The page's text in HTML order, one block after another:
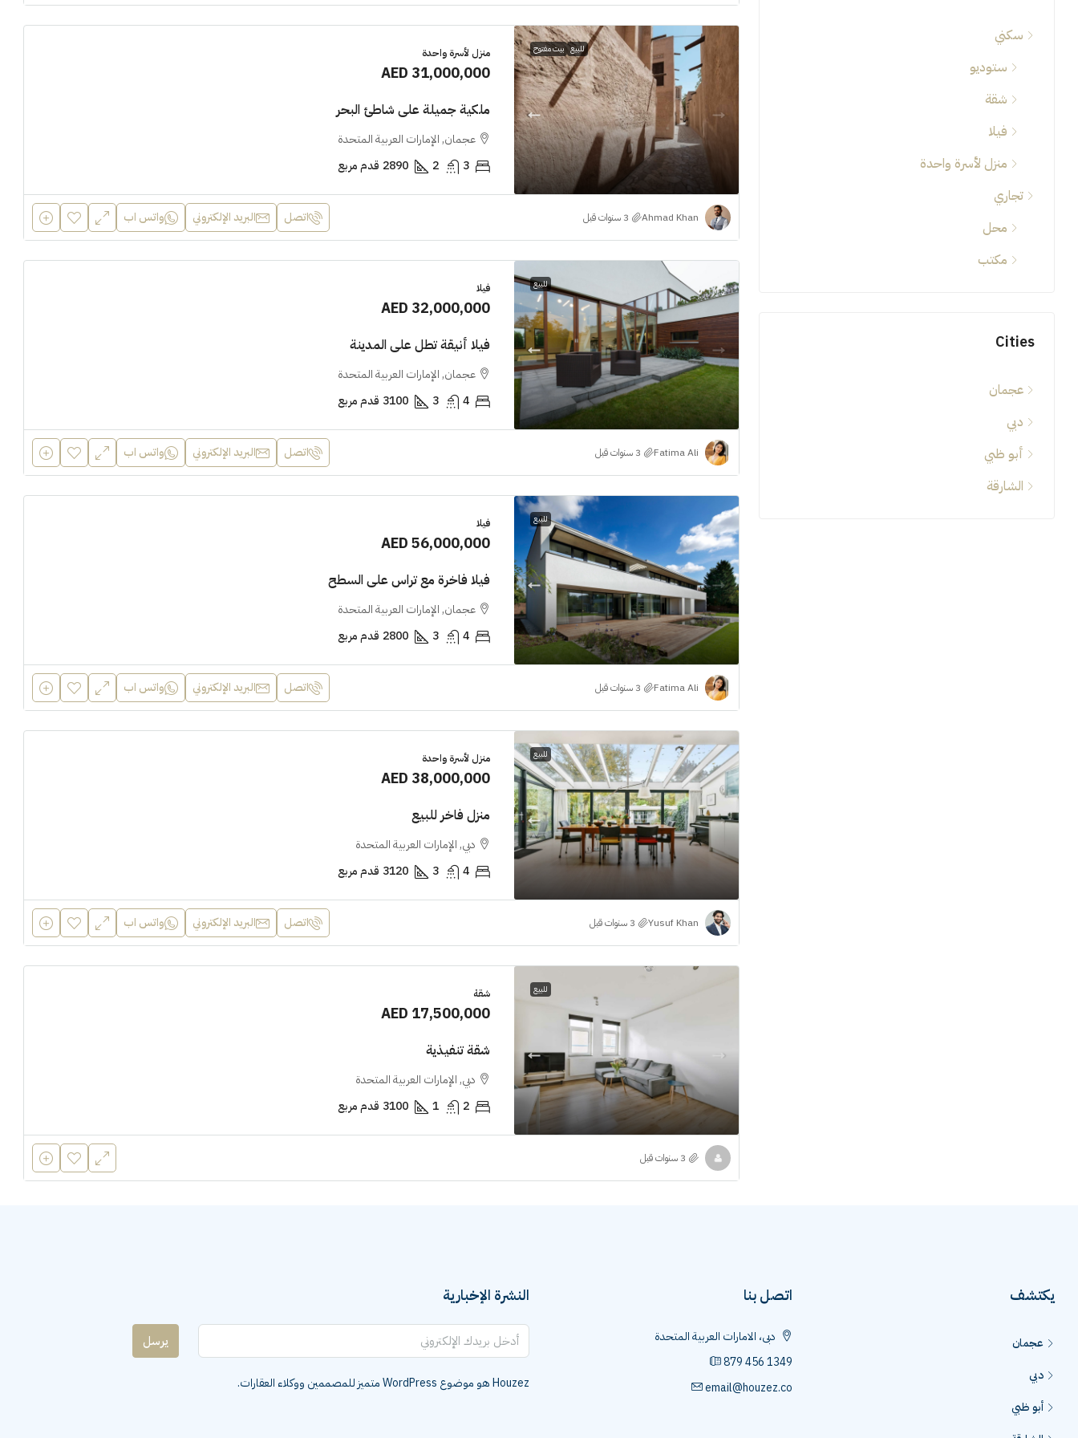
للبيع بيت مفتوح منزل لأسرة واحدة
AED 31,000,000
ملكية جميلة على شاطئ البحر
عجمان, الإمارات العربية المتحدة
3
2
2890 قدم مربع
Ahmad Khan اتصل البريد الإلكتروني واتس اب
للبيع فيلا
AED 32,000,000
فيلا أنيقة تطل على المدينة
عجمان, الإمارات العربية المتحدة
4
3
3100 قدم مربع
Fatima Ali اتصل البريد الإلكتروني واتس اب
للبيع فيلا
AED 56,000,000
فيلا فاخرة مع تراس على السطح
عجمان, الإمارات العربية المتحدة
4
3
2800 قدم مربع
Fatima Ali اتصل البريد الإلكتروني واتس اب
للبيع منزل لأسرة واحدة
AED 38,000,000
منزل فاخر للبيع
دبي, الإمارات العربية المتحدة
4
3
3120 قدم مربع
Yusuf Khan اتصل البريد الإلكتروني واتس اب
للبيع شقة
AED 17,500,000
شقة تنفيذية
دبي, الإمارات العربية المتحدة
2
1
3100 قدم مربع
سكني
ستوديو
شقة
فيلا
منزل لأسرة واحدة
تجاري
محل
مكتب
Cities
عجمان
دبي
أبو ظبي
الشارقة
يكتشف
عجمان
دبي
أبو ظبي
اتصل بنا
دبى، الامارات العربية المتحدة
879 456 1349
email@houzez.co
النشرة الإخبارية
يرسل
Houzez هو موضوع WordPress متميز للمصممين ووكلاء العقارات.